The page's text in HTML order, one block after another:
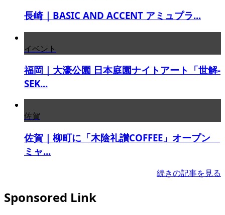
長崎｜BASIC AND ACCENT アミュプラ...
イベント
福岡｜大濠公園 日本庭園ナイトアート「世解-
SEK...
佐賀
佐賀｜柳町に「木陰礼讃COFFEE」オープン
ミャ...
続きの記事を見る
Sponsored Link